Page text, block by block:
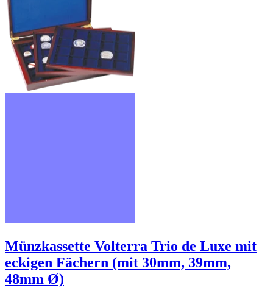
Münzkassette Volterra Trio de Luxe mit
eckigen Fächern (mit 30mm, 39mm,
48mm Ø)